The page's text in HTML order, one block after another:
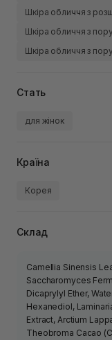
Шкіра обличчя з
Шкіра обличчя з
Шкіра обличчя з
Стать
для жінок
Країна
Корея
Склад
Camellia Sinensis
Saccharomyces
Dicaprylyl Ether,
Hexanediol,
Extract, Arctium
Theobroma Cacao